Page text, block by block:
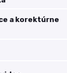
a korektúrne